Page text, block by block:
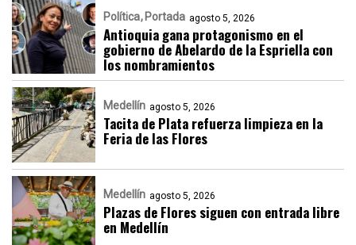
Política Portada agosto 5, 2026
Antioquia gana protagonismo en el
gobierno de Abelardo de la Espriella con
los nombramientos
Medellín agosto 5, 2026
Tacita de Plata refuerza limpieza en la
Feria de las Flores
Medellín agosto 5, 2026
Plazas de Flores siguen con entrada libre
en Medellín